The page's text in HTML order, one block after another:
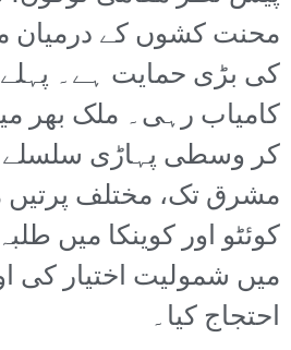
محنت کشوں کے درمیان
کی بڑی حمایت ہے۔
کامیاب رہی۔ ملک بھر
کر وسطی پہاڑی سلسلے
مشرق تک، مختلف
کوئٹو اور کوینکا میں
میں شمولیت اختیار کی
احتجاج کیا۔